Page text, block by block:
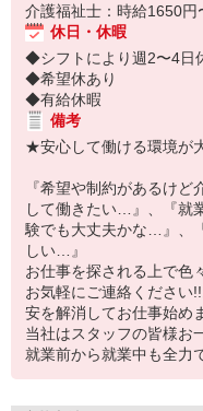
介護福祉士：時給1650円
休日・休暇
◆シフトにより週2〜4日
◆希望休あり
◆有給休暇
備考
★安心して働ける環境が
『希望や制約があるけ
して働きたい…』、『就
験でも大丈夫かな…』、
しい…』
お仕事を探される上で色
お気軽にご連絡ください
安を解消してお仕事始め
当社はスタッフの皆様お
就業前から就業中も全力